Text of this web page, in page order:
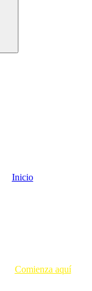
Inicio
Comienza aquí